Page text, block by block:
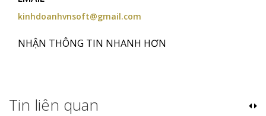
kinhdoanhvnsoft@gmail.com
NHẬN THÔNG TIN NHANH HƠN
Tin liên quan